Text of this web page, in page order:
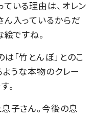
いる理由は、オレン
入っているからだ
ですね。
「竹とんぼ」とのこ
ような本物のクレー
。
子さん。今後の息